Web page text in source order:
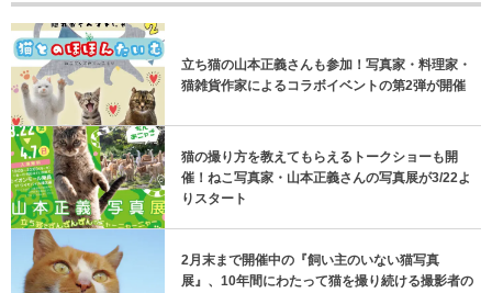
立ち猫の山本正義さんも参加！写真家・料理家・
猫雑貨作家によるコラボイベントの第2弾が開催
猫の撮り方を教えてもらえるトークショーも開
催！ねこ写真家・山本正義さんの写真展が3/22よ
りスタート
2月末まで開催中の『飼い主のいない猫写真
展』、10年間にわたって猫を撮り続ける撮影者の